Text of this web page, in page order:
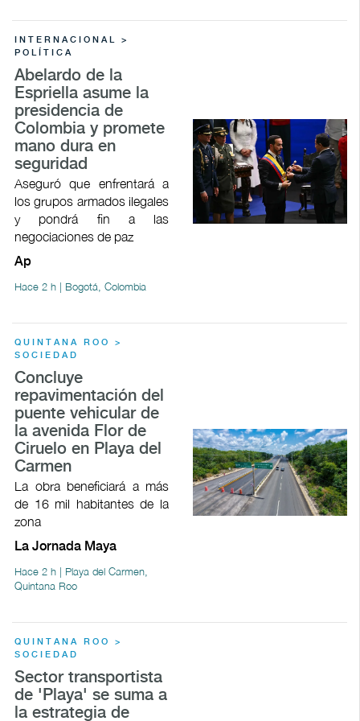
INTERNACIONAL >
POLÍTICA
Abelardo de la
Espriella asume la
presidencia de
Colombia y promete
mano dura en
seguridad
Aseguró que enfrentará a
los grupos armados ilegales
y pondrá fin a las
negociaciones de paz
Ap
Hace 2 h | Bogotá, Colombia
QUINTANA ROO >
SOCIEDAD
Concluye
repavimentación del
puente vehicular de
la avenida Flor de
Ciruelo en Playa del
Carmen
La obra beneficiará a más
de 16 mil habitantes de la
zona
La Jornada Maya
Hace 2 h | Playa del Carmen,
Quintana Roo
QUINTANA ROO >
SOCIEDAD
Sector transportista
de 'Playa' se suma a
la estrategia de